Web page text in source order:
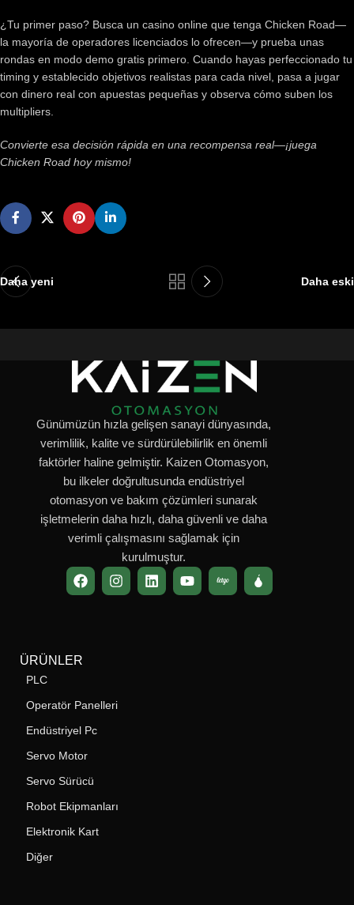
¿Tu primer paso? Busca un casino online que tenga Chicken Road—
la mayoría de operadores licenciados lo ofrecen—y prueba unas
rondas en modo demo gratis primero. Cuando hayas perfeccionado tu
timing y establecido objetivos realistas para cada nivel, pasa a jugar
con dinero real con apuestas pequeñas y observa cómo suben los
multipliers.
Convierte esa decisión rápida en una recompensa real—¡juega
Chicken Road hoy mismo!
Daha yeni Daha eski
Günümüzün hızla gelişen sanayi dünyasında,
verimlilik, kalite ve sürdürülebilirlik en önemli
faktörler haline gelmiştir. Kaizen Otomasyon,
bu ilkeler doğrultusunda endüstriyel
otomasyon ve bakım çözümleri sunarak
işletmelerin daha hızlı, daha güvenli ve daha
verimli çalışmasını sağlamak için
kurulmuştur.
ÜRÜNLER
PLC
Operatör Panelleri
Endüstriyel Pc
Servo Motor
Servo Sürücü
Robot Ekipmanları
Elektronik Kart
Diğer